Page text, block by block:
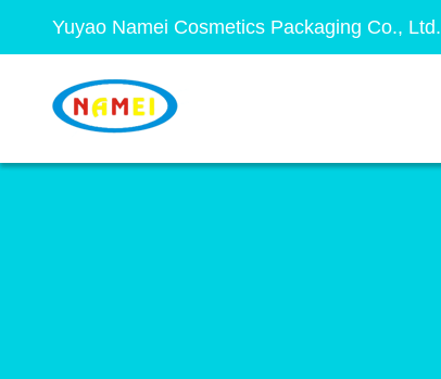
Yuyao Namei Cosmetics Packaging Co., Ltd.